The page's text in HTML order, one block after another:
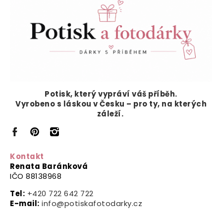
Potisk, který vyprávíváš příběh.
Vyrobeno s láskou v Česku – pro ty, na kterých
záleží.
Kontakt
Renata Baránková
IČO 88138968
Tel: +420 722 642 722
E-mail: info@potiskafotodarky.cz